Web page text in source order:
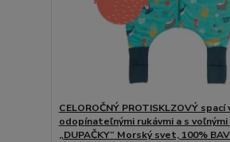
CELOROČNÝ PROTISKLZOVÝ spací
odopínateľnými rukávmi a s voľnými
„DUPAČKY“ Morský svet, 100%